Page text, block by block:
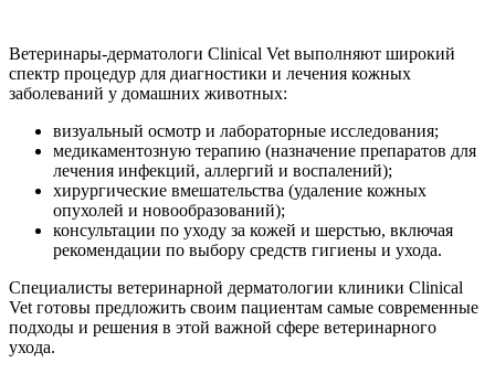
Ветеринары-дерматологи Clinical Vet выполняют широкий
спектр процедур для диагностики и лечения кожных
заболеваний у домашних животных:
визуальный осмотр и лабораторные исследования;
медикаментозную терапию (назначение препаратов для
лечения инфекций, аллергий и воспалений);
хирургические вмешательства (удаление кожных
опухолей и новообразований);
консультации по уходу за кожей и шерстью, включая
рекомендации по выбору средств гигиены и ухода.
Специалисты ветеринарной дерматологии клиники Clinical
Vet готовы предложить своим пациентам самые современные
подходы и решения в этой важной сфере ветеринарного
ухода.